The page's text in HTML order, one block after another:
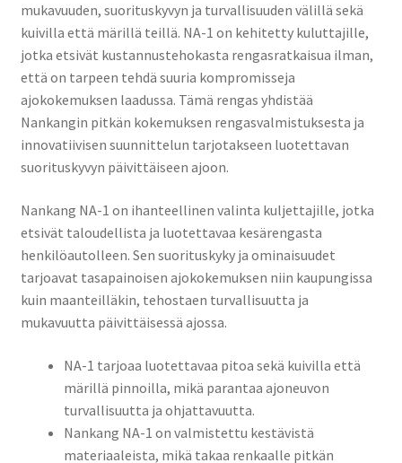
mukavuuden, suorituskyvyn ja turvallisuuden välillä sekä
kuivilla että märillä teillä. NA-1 on kehitetty kuluttajille,
jotka etsivät kustannustehokasta rengasratkaisua ilman,
että on tarpeen tehdä suuria kompromisseja
ajokokemuksen laadussa. Tämä rengas yhdistää
Nankangin pitkän kokemuksen rengasvalmistuksesta ja
innovatiivisen suunnittelun tarjotakseen luotettavan
suorituskyvyn päivittäiseen ajoon.
Nankang NA-1 on ihanteellinen valinta kuljettajille, jotka
etsivät taloudellista ja luotettavaa kesärengasta
henkilöautolleen. Sen suorituskyky ja ominaisuudet
tarjoavat tasapainoisen ajokokemuksen niin kaupungissa
kuin maanteilläkin, tehostaen turvallisuutta ja
mukavuutta päivittäisessä ajossa.
NA-1 tarjoaa luotettavaa pitoa sekä kuivilla että
märillä pinnoilla, mikä parantaa ajoneuvon
turvallisuutta ja ohjattavuutta.
Nankang NA-1 on valmistettu kestävistä
materiaaleista, mikä takaa renkaalle pitkän